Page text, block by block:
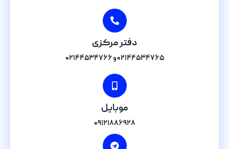
دفتر مرکزی
۰۲۱۴۴۵۳۴۷۶۵ و ۰۲۱۴۴۵۳۴۷۶۶
موبایل
۰۹۱۲۱۸۸۶۹۲۸